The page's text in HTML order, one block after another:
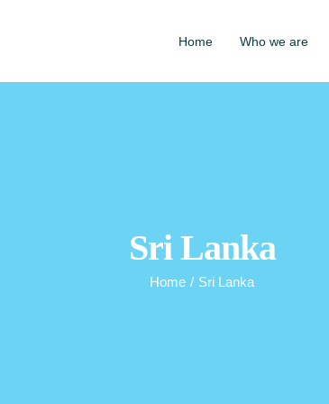
Home Who we are
Sri Lanka
Home / Sri Lanka